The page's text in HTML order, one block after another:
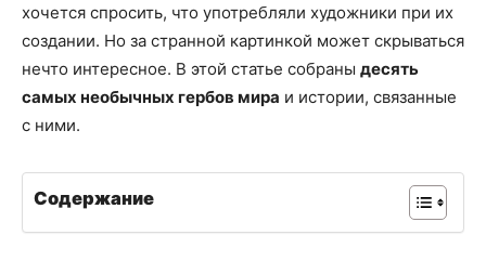
хочется спросить, что употребляли художники при их
создании. Но за странной картинкой может скрываться
нечто интересное. В этой статье собраны десять
самых необычных гербов мира и истории, связанные
с ними.
Содержание